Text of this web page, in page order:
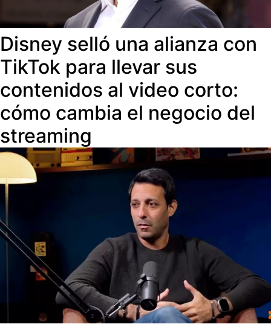
Disney selló una alianza con
TikTok para llevar sus
contenidos al video corto:
cómo cambia el negocio del
streaming